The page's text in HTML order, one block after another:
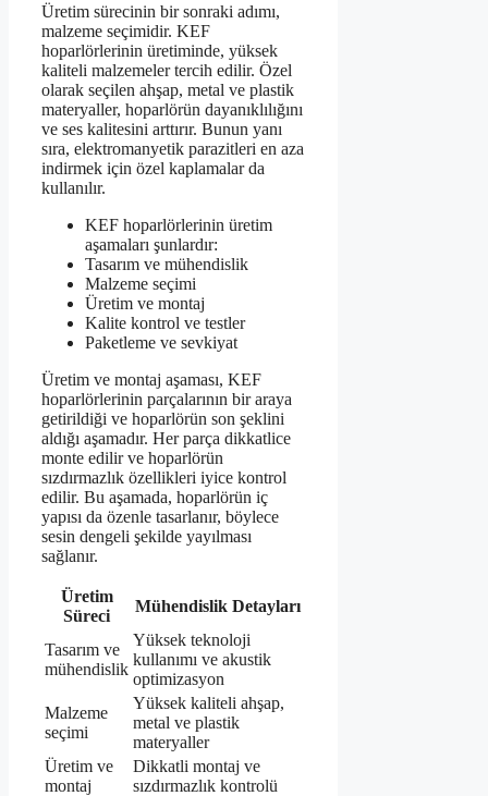
Üretim sürecinin bir sonraki adımı,
malzeme seçimidir. KEF
hoparlörlerinin üretiminde, yüksek
kaliteli malzemeler tercih edilir. Özel
olarak seçilen ahşap, metal ve plastik
materyaller, hoparlörün dayanıklılığını
ve ses kalitesini arttırır. Bunun yanı
sıra, elektromanyetik parazitleri en aza
indirmek için özel kaplamalar da
kullanılır.
KEF hoparlörlerinin üretim
aşamaları şunlardır:
Tasarım ve mühendislik
Malzeme seçimi
Üretim ve montaj
Kalite kontrol ve testler
Paketleme ve sevkiyat
Üretim ve montaj aşaması, KEF
hoparlörlerinin parçalarının bir araya
getirildiği ve hoparlörün son şeklini
aldığı aşamadır. Her parça dikkatlice
monte edilir ve hoparlörün
sızdırmazlık özellikleri iyice kontrol
edilir. Bu aşamada, hoparlörün iç
yapısı da özenle tasarlanır, böylece
sesin dengeli şekilde yayılması
sağlanır.
Üretim
Süreci
Mühendislik Detayları
Tasarım ve
mühendislik
Yüksek teknoloji
kullanımı ve akustik
optimizasyon
Malzeme
seçimi
Yüksek kaliteli ahşap,
metal ve plastik
materyaller
Üretim ve
montaj
Dikkatli montaj ve
sızdırmazlık kontrolü